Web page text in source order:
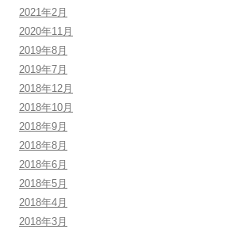
2021年2月
2020年11月
2019年8月
2019年7月
2018年12月
2018年10月
2018年9月
2018年8月
2018年6月
2018年5月
2018年4月
2018年3月